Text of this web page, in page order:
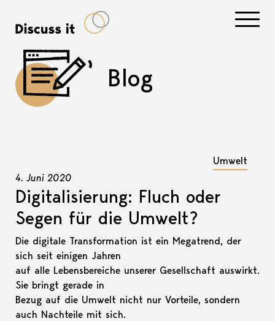
Blog
Umwelt
4. Juni 2020
Digitalisierung: Fluch oder
Segen für die Umwelt?
Die digitale Transformation ist ein Megatrend, der
sich seit einigen Jahren
auf alle Lebensbereiche unserer Gesellschaft auswirkt.
Sie bringt gerade in
Bezug auf die Umwelt nicht nur Vorteile, sondern
auch Nachteile mit sich.